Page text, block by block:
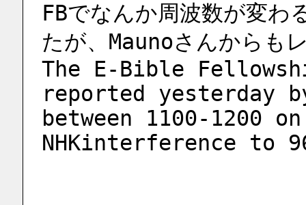
FBでなんか周波数が変わ
たが、Maunoさんからも
The E-Bible
reported yesterday
between 1100-1200
NHKinterference to